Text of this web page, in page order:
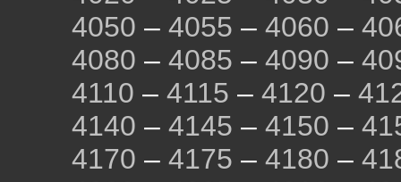
4050 – 4055 – 4060 –
4080 – 4085 – 4090 –
4110 – 4115 – 4120 –
4140 – 4145 – 4150 –
4170 – 4175 – 4180 –